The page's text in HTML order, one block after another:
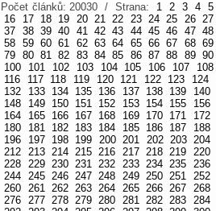
Počet článků: 20030 / Strana: 1 2 3 4 5
16
17 18 19 20 21 22 23 24 25 26 27
37 38 39 40 41 42 43 44 45 46 47 48
58 59 60 61 62 63 64 65 66 67 68 69
79 80 81 82 83 84 85 86 87 88 89 90
100
101 102 103 104 105 106 107 108
116
117 118 119 120 121 122 123 124
132
133 134 135 136 137 138 139 140
148
149 150 151 152 153 154 155 156
164
165 166 167 168 169 170 171 172
180
181 182 183 184 185 186 187 188
196
197 198 199 200 201 202 203 204
212 213 214 215 216 217 218 219 220
228 229 230 231 232 233 234 235 236
244 245 246 247 248 249 250 251 252
260 261 262 263 264 265 266 267 268
276 277 278 279 280 281 282 283 284